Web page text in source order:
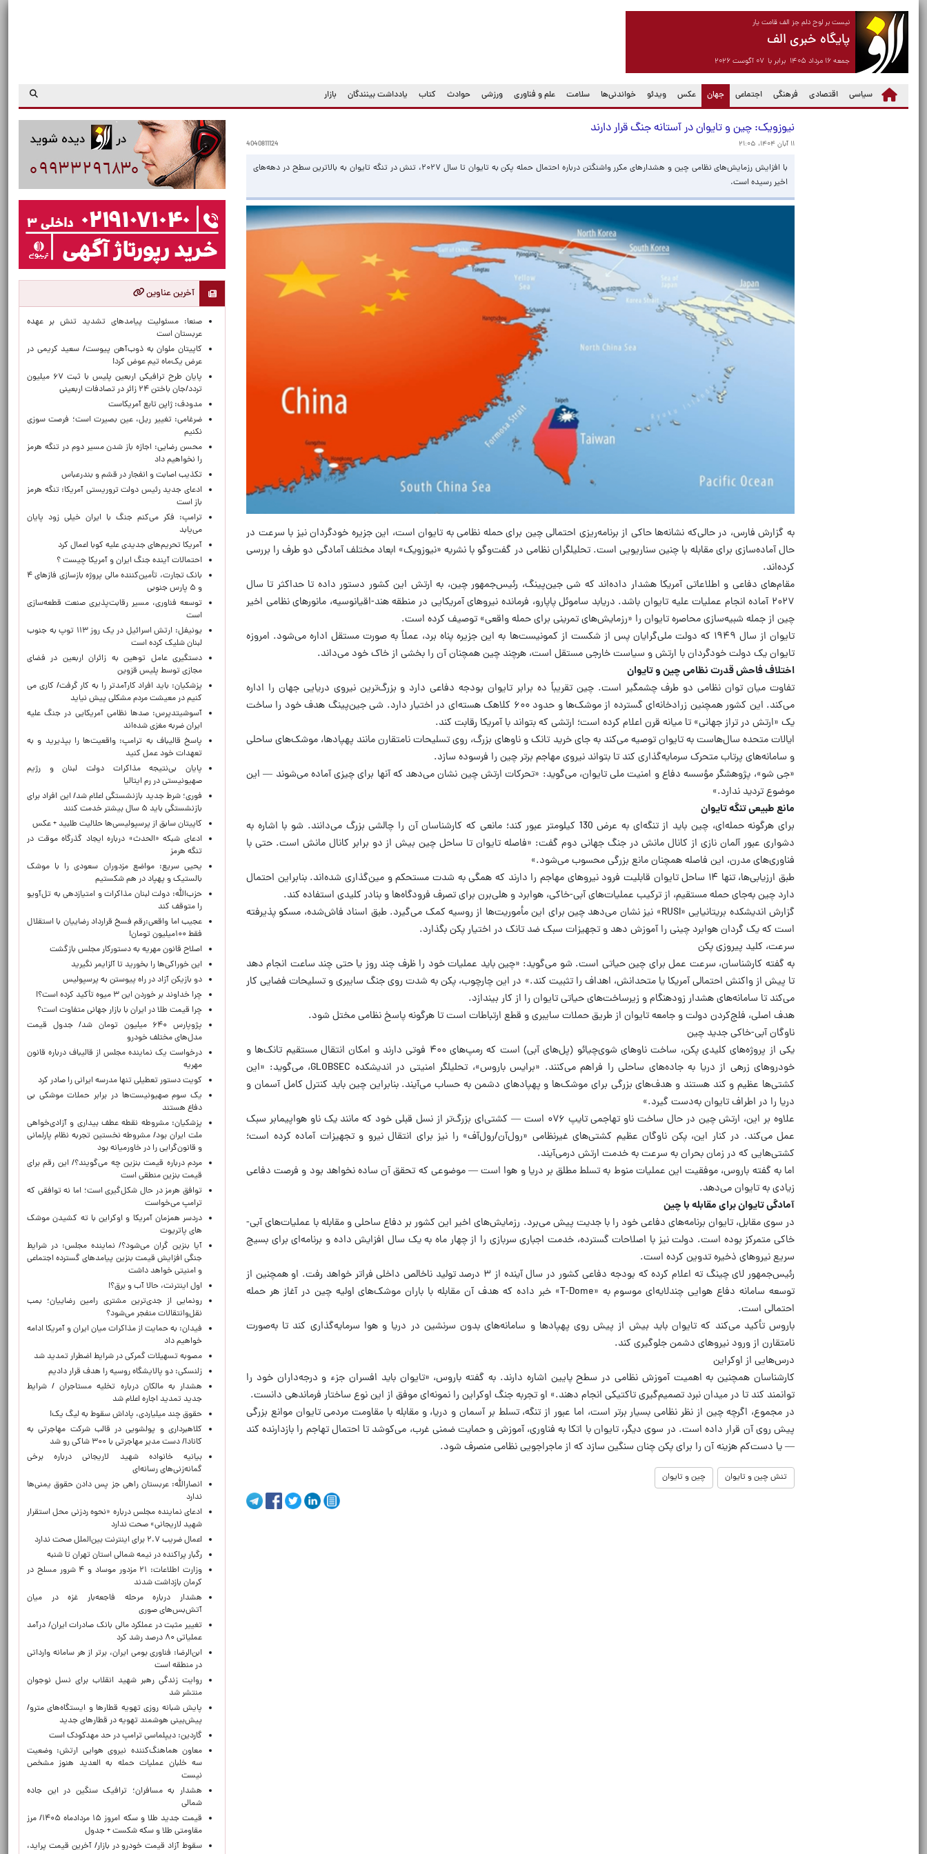
نیست بر لوح دلم جز الف قامت یار
پایگاه خبری الف
جمعه ۱۶ مرداد ۱۴۰۵ برابر با ۰۷ آگوست ۲۰۲۶
سیاسی اقتصادی فرهنگی اجتماعی جهان
(current) عکس ویدئو خواندنی‌ها سلامت علم و فناوری ورزشی حوادث کتاب یادداشت بینندگان بازار
نیوزویک: چین و تایوان در آستانه جنگ قرار دارند
۱۱ آبان ۱۴۰۴، ۲۱:۰۵ 4040811124
با افزایش رزمایش‌های نظامی چین و هشدارهای مکرر واشنگتن درباره احتمال حمله پکن به تایوان تا سال ۲۰۲۷، تنش در تنگه تایوان به بالاترین سطح در دهه‌های
اخیر رسیده است.
به گزارش فارس، در حالی‌که نشانه‌ها حاکی از برنامه‌ریزی احتمالی چین برای حمله نظامی به تایوان است، این جزیره خودگردان نیز با سرعت در
حال آماده‌سازی برای مقابله با چنین سناریویی است. تحلیلگران نظامی در گفت‌وگو با نشریه «نیوزویک» ابعاد مختلف آمادگی دو طرف را بررسی
کرده‌اند.
مقام‌های دفاعی و اطلاعاتی آمریکا هشدار داده‌اند که شی جین‌پینگ، رئیس‌جمهور چین، به ارتش این کشور دستور داده تا حداکثر تا سال
۲۰۲۷ آماده انجام عملیات علیه تایوان باشد. دریابد ساموئل پاپارو، فرمانده نیروهای آمریکایی در منطقه هند-اقیانوسیه، مانورهای نظامی اخیر
چین از جمله شبیه‌سازی محاصره تایوان را «رزمایش‌های تمرینی برای حمله واقعی» توصیف کرده است.
تایوان از سال ۱۹۴۹ که دولت ملی‌گرایان پس از شکست از کمونیست‌ها به این جزیره پناه برد، عملاً به صورت مستقل اداره می‌شود. امروزه
تایوان یک دولت خودگردان با ارتش و سیاست خارجی مستقل است، هرچند چین همچنان آن را بخشی از خاک خود می‌داند.
اختلاف فاحش قدرت نظامی چین و تایوان
تفاوت میان توان نظامی دو طرف چشمگیر است. چین تقریباً ده برابر تایوان بودجه دفاعی دارد و بزرگ‌ترین نیروی دریایی جهان را اداره
می‌کند. این کشور همچنین زرادخانه‌ای گسترده از موشک‌ها و حدود ۶۰۰ کلاهک هسته‌ای در اختیار دارد. شی جین‌پینگ هدف خود را ساخت
یک «ارتش در تراز جهانی» تا میانه قرن اعلام کرده است؛ ارتشی که بتواند با آمریکا رقابت کند.
ایالات متحده سال‌هاست به تایوان توصیه می‌کند به جای خرید تانک و ناوهای بزرگ، روی تسلیحات نامتقارن مانند پهپادها، موشک‌های ساحلی
و سامانه‌های پرتاب متحرک سرمایه‌گذاری کند تا بتواند نیروی مهاجم برتر چین را فرسوده سازد.
«جی شو»، پژوهشگر مؤسسه دفاع و امنیت ملی تایوان، می‌گوید: «تحرکات ارتش چین نشان می‌دهد که آنها برای چیزی آماده می‌شوند — این
موضوع تردید ندارد.»
مانع طبیعی تنگه تایوان
برای هرگونه حمله‌ای، چین باید از تنگه‌ای به عرض 130 کیلومتر عبور کند؛ مانعی که کارشناسان آن را چالشی بزرگ می‌دانند. شو با اشاره به
دشواری عبور آلمان نازی از کانال مانش در جنگ جهانی دوم گفت: «فاصله تایوان تا ساحل چین بیش از دو برابر کانال مانش است. حتی با
فناوری‌های مدرن، این فاصله همچنان مانع بزرگی محسوب می‌شود.»
طبق ارزیابی‌ها، تنها ۱۴ ساحل تایوان قابلیت فرود نیروهای مهاجم را دارند که همگی به شدت مستحکم و مین‌گذاری شده‌اند. بنابراین احتمال
دارد چین به‌جای حمله مستقیم، از ترکیب عملیات‌های آبی-خاکی، هوابرد و هلی‌برن برای تصرف فرودگاه‌ها و بنادر کلیدی استفاده کند.
گزارش اندیشکده بریتانیایی «RUSI» نیز نشان می‌دهد چین برای این مأموریت‌ها از روسیه کمک می‌گیرد. طبق اسناد فاش‌شده، مسکو پذیرفته
است که یک گردان هوابرد چینی را آموزش دهد و تجهیزات سبک ضد تانک در اختیار پکن بگذارد.
سرعت، کلید پیروزی پکن
به گفته کارشناسان، سرعت عمل برای چین حیاتی است. شو می‌گوید: «چین باید عملیات خود را ظرف چند روز یا حتی چند ساعت انجام دهد
تا پیش از واکنش احتمالی آمریکا یا متحدانش، اهداف را تثبیت کند.» در این چارچوب، پکن به شدت روی جنگ سایبری و تسلیحات فضایی کار
می‌کند تا سامانه‌های هشدار زودهنگام و زیرساخت‌های حیاتی تایوان را از کار بیندازد.
هدف اصلی، فلج‌کردن دولت و جامعه تایوان از طریق حملات سایبری و قطع ارتباطات است تا هرگونه پاسخ نظامی مختل شود.
ناوگان آبی-خاکی جدید چین
یکی از پروژه‌های کلیدی پکن، ساخت ناوهای شوی‌چیائو (پل‌های آبی) است که رمپ‌های ۴۰۰ فوتی دارند و امکان انتقال مستقیم تانک‌ها و
خودروهای زرهی از دریا به جاده‌های ساحلی را فراهم می‌کنند. «برایس باروس»، تحلیلگر امنیتی در اندیشکده GLOBSEC، می‌گوید: «این
کشتی‌ها عظیم و کند هستند و هدف‌های بزرگی برای موشک‌ها و پهپادهای دشمن به حساب می‌آیند. بنابراین چین باید کنترل کامل آسمان و
دریا را در اطراف تایوان به‌دست گیرد.»
علاوه بر این، ارتش چین در حال ساخت ناو تهاجمی تایپ ۰۷۶ است — کشتی‌ای بزرگ‌تر از نسل قبلی خود که مانند یک ناو هواپیمابر سبک
عمل می‌کند. در کنار این، پکن ناوگان عظیم کشتی‌های غیرنظامی «رول‌آن/رول‌آف» را نیز برای انتقال نیرو و تجهیزات آماده کرده است؛
کشتی‌هایی که در زمان بحران به سرعت به خدمت ارتش درمی‌آیند.
اما به گفته باروس، موفقیت این عملیات منوط به تسلط مطلق بر دریا و هوا است — موضوعی که تحقق آن ساده نخواهد بود و فرصت دفاعی
زیادی به تایوان می‌دهد.
آمادگی تایوان برای مقابله با چین
در سوی مقابل، تایوان برنامه‌های دفاعی خود را با جدیت پیش می‌برد. رزمایش‌های اخیر این کشور بر دفاع ساحلی و مقابله با عملیات‌های آبی-
خاکی متمرکز بوده است. دولت نیز با اصلاحات گسترده، خدمت اجباری سربازی را از چهار ماه به یک سال افزایش داده و برنامه‌ای برای بسیج
سریع نیروهای ذخیره تدوین کرده است.
رئیس‌جمهور لای چینگ ته اعلام کرده که بودجه دفاعی کشور در سال آینده از ۳ درصد تولید ناخالص داخلی فراتر خواهد رفت. او همچنین از
توسعه سامانه دفاع هوایی چندلایه‌ای موسوم به «T-Dome» خبر داده که هدف آن مقابله با باران موشک‌های اولیه چین در آغاز هر حمله
احتمالی است.
باروس تأکید می‌کند که تایوان باید بیش از پیش روی پهپادها و سامانه‌های بدون سرنشین در دریا و هوا سرمایه‌گذاری کند تا به‌صورت
نامتقارن از ورود نیروهای دشمن جلوگیری کند.
درس‌هایی از اوکراین
کارشناسان همچنین به اهمیت آموزش نظامی در سطح پایین اشاره دارند. به گفته باروس، «تایوان باید افسران جزء و درجه‌داران خود را
توانمند کند تا در میدان نبرد تصمیم‌گیری تاکتیکی انجام دهند.» او تجربه جنگ اوکراین را نمونه‌ای موفق از این نوع ساختار فرماندهی دانست.
در مجموع، اگرچه چین از نظر نظامی بسیار برتر است، اما عبور از تنگه، تسلط بر آسمان و دریا، و مقابله با مقاومت مردمی تایوان موانع بزرگی
پیش روی آن قرار داده است. در سوی دیگر، تایوان با اتکا به فناوری، آموزش و حمایت ضمنی غرب، می‌کوشد تا احتمال تهاجم را بازدارنده کند
— یا دست‌کم هزینه آن را برای پکن چنان سنگین سازد که از ماجراجویی نظامی منصرف شود.
تنش چین و تایوان چین و تایوان
آخرین عناوین
صنعا: مسئولیت پیامدهای تشدید تنش بر عهده
عربستان است
کاپیتان ملوان به ذوب‌آهن پیوست/ سعید کریمی در
عرض یک‌ماه تیم عوض کرد!
پایان طرح ترافیکی اربعین پلیس با ثبت ۶۷ میلیون
تردد/جان باختن ۲۴ زائر در تصادفات اربعینی
مدودف: ژاپن تابع آمریکاست
ضرغامی: تغییر ریل، عین بصیرت است؛ فرصت سوزی
نکنیم
محسن رضایی: اجازه باز شدن مسیر دوم در تنگه هرمز
را نخواهیم داد
تکذیب اصابت و انفجار در قشم و بندرعباس
ادعای جدید رئیس دولت تروریستی آمریکا: تنگه هرمز
باز است
ترامپ: فکر می‌کنم جنگ با ایران خیلی زود پایان
می‌یابد
آمریکا تحریم‌های جدیدی علیه کوبا اعمال کرد
احتمالات آینده جنگ ایران و آمریکا چیست ؟
بانک تجارت، تأمین‌کننده مالی پروژه بازسازی فازهای ۴
و ۵ پارس جنوبی
توسعه فناوری، مسیر رقابت‌پذیری صنعت قطعه‌سازی
است
یونیفل: ارتش اسرائیل در یک روز ۱۱۳ توپ به جنوب
لبنان شلیک کرده است
دستگیری عامل توهین به زائران اربعین در فضای
مجازی توسط پلیس قزوین
پزشکیان: باید افراد کارآمدتر را به کار گرفت/ کاری می
کنیم در معیشت مردم مشکلی پیش نیاید
آسوشیتدپرس: صدها نظامی آمریکایی در جنگ علیه
ایران ضربه مغزی شده‌اند
پاسخ قالیباف به ترامپ: واقعیت‌ها را بپذیرید و به
تعهدات خود عمل کنید
پایان بی‌نتیجه مذاکرات دولت لبنان و رژیم
صهیونیستی در رم ایتالیا
فوری؛ شرط جدید بازنشستگی اعلام شد/ این افراد برای
بازنشستگی باید ۵ سال بیشتر خدمت کنند
کاپیتان سابق از پرسپولیسی‌ها حلالیت طلبید + عکس
ادعای شبکه «الحدث» درباره ایجاد گذرگاه موقت در
تنگه هرمز
یحیی سریع: مواضع مزدوران سعودی را با موشک
بالستیک و پهپاد در هم شکستیم
حزب‌الله: دولت لبنان مذاکرات و امتیازدهی به تل‌آویو
را متوقف کند
عجیب اما واقعی:رقم فسخ قرارداد رضاییان با استقلال
فقط ۱۰۰میلیون تومان!
اصلاح قانون مهریه به دستورکار مجلس بازگشت
این خوراکی‌ها را بخورید تا آلزایمر نگیرید
دو بازیکن آزاد در راه پیوستن به پرسپولیس
چرا خداوند بر خوردن این ۳ میوه تأکید کرده است؟!
چرا قیمت طلا در ایران با بازار جهانی متفاوت است؟
پژوپارس ۶۴۰ میلیون تومان شد/ جدول قیمت
مدل‌های مختلف خودرو
درخواست یک نماینده مجلس از قالیباف درباره قانون
مهریه
کویت دستور تعطیلی تنها مدرسه ایرانی را صادر کرد
یک‌ سوم صهیونیست‌ها در برابر حملات موشکی بی
دفاع هستند
پزشکیان: مشروطه نقطه عطف بیداری و آزادی‌خواهی
ملت ایران بود/ مشروطه نخستین تجربه نظام پارلمانی
و قانون‌گرایی را در خاورمیانه بود
مردم درباره قیمت بنزین چه می‌گویند؟/ این رقم برای
قیمت بنزین منطقی است
توافق هرمز در حال شکل‌گیری است؛ اما نه توافقی که
ترامپ می‌خواست
دردسر همزمان آمریکا و اوکراین با ته کشیدن موشک
های پاتریوت
آیا بنزین گران می‌شود؟/ نماینده مجلس: در شرایط
جنگی افزایش قیمت بنزین پیامدهای گسترده اجتماعی
و امنیتی خواهد داشت
اول اینترنت، حالا آب و برق؟!
رونمایی از جدی‌ترین مشتری رامین رضاییان؛ بمب
نقل‌وانتقالات منفجر می‌شود؟
فیدان: به حمایت از مذاکرات میان ایران و آمریکا ادامه
خواهیم داد
مصوبه تسهیلات گمرکی در شرایط اضطرار تمدید شد
زلنسکی: دو پالایشگاه روسیه را هدف قرار دادیم
هشدار به مالکان درباره تخلیه مستاجران / شرایط
جدید تمدید اجاره اعلام شد
حقوق چند میلیاردی، پاداش سقوط به لیگ یک!
کلاهبرداری و پولشویی در قالب شرکت مهاجرتی به
کانادا/ دست مدیر مهاجرتی با ۳۰۰ شاکی رو شد
بیانیه خانواده شهید لاریجانی درباره برخی
گمانه‌زنی‌های رسانه‌ای
انصارالله: عربستان راهی جز پس دادن حقوق یمنی‌ها
ندارد
ادعای نماینده مجلس درباره «نحوه ردزنی محل استقرار
شهید لاریجانی» صحت ندارد
اعمال ضریب ۲.۷ برای اینترنت بین‌الملل صحت ندارد
رگبار پراکنده در نیمه شمالی استان تهران تا شنبه
وزارت اطلاعات: ۲۱ مزدور موساد و ۴ شرور مسلح در
کرمان بازداشت شدند
هشدار درباره مرحله فاجعه‌بار غزه در میان
آتش‌بس‌های صوری
تغییر مثبت در عملکرد مالی بانک صادرات ایران/ درآمد
عملیاتی ۸۰ درصد رشد کرد
ابن‌الرضا: فناوری بومی ایران، برتر از هر سامانه وارداتی
در منطقه است
روایت زندگی رهبر شهید انقلاب برای نسل نوجوان
منتشر شد
پایش شبانه روزی تهویه قطارها و ایستگاه‌های مترو/
پیش‌بینی هوشمند تهویه در قطارهای جدید
گاردین: دیپلماسی ترامپ در حد مهدکودک است
معاون هماهنگ‌کننده نیروی هوایی ارتش: وضعیت
سه خلبان عملیات حمله به العدید هنوز مشخص
نیست
هشدار به مسافران؛ ترافیک سنگین در این جاده
شمالی
قیمت جدید طلا و سکه امروز ۱۵ مردادماه ۱۴۰۵/ مرز
مقاومتی طلا و سکه شکست + جدول
سقوط آزاد قیمت خودرو در بازار/ آخرین قیمت پراید،